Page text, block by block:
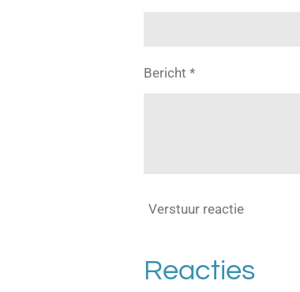
Bericht *
Verstuur reactie
Reacties